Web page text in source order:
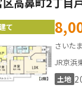
て
さいた
JR京浜
土地